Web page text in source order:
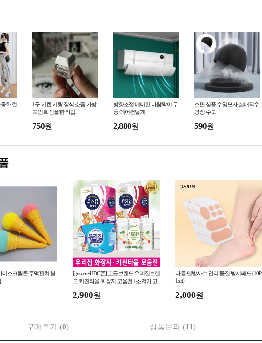
화 런
1구 키캡 키링 장식 소품 가방
포인트 심플한 타입
750원
방향조절 에어컨 바람막이 무
풍 에어컨날개
2,880원
스판 심플 수영모자 실내외수
영장 수모
590원
이스크림콘 주먹펀치 볼
[gussen+HDC존] 고급브랜드 우리집브랜
드 키친타올 화장지 모음전 I 초저가 고
2,900원
다름 맨발사수 안티 물집 방지패드 (10P
1set)
2,000원
구매후기 (0) 상품문의 (11)